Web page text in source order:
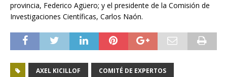
provincia, Federico Agüero; y el presidente de la Comisión de
Investigaciones Científicas, Carlos Naón.
AXEL KICILLOF COMITÉ DE EXPERTOS